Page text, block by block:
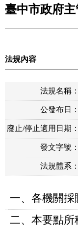
臺中市政府
法規內容
法規名稱：
公發布日：
廢止/停止適用日期：
發文字號：
法規體系：
一、各機關
二、本要點所